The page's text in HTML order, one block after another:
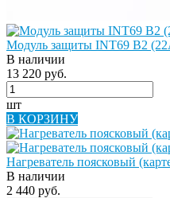
Модуль защиты INT69 B2
В наличии
13 220 руб.
шт
В КОРЗИНУ
Нагреватель поясковый
В наличии
2 440 руб.